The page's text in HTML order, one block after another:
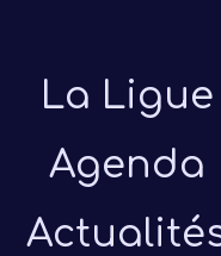
La Ligue
Agenda